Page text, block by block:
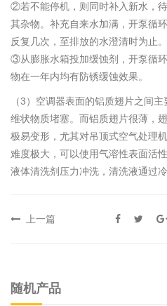
②若不能停机，则同时补入新水，
其杂物。补充自来水加满，开泵循
反复几次，至排放的水澄清时为止。
③从膨胀水箱投加缓蚀剂，开泵循
物在一年内均有防锈缓蚀效果。
（3）空调器表面的铝质翅片之间
维状物质堵塞。而铝质翅片很薄，
极易变形，尤其对吊顶式空气处理
难度极大，可以使用气溶性表面活
液体清洗剂压力冲洗，清洗液通过
上一篇
随机产品